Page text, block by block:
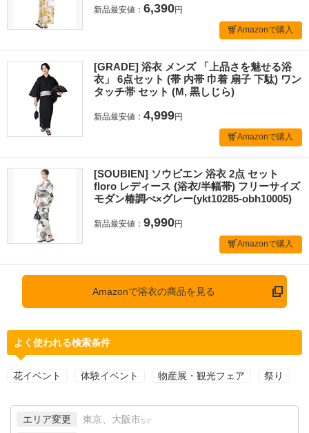
新品最安値： 6,390円
Amazonで購入
[GRADE] 浴衣 メンズ 「上品さを魅せる浴
衣」 6点セット (帯 内帯 巾着 扇子 下駄) ワン
タッチ帯 セット (M, 黒しじら)
新品最安値： 4,999円
Amazonで購入
[SOUBIEN] ソウビエン 浴衣 2点 セット
floro レディース (浴衣/半幅帯) フリーサイズ
モダン椿調べ×グレー(ykt10285-obh10005)
新品最安値： 9,990円
Amazonで購入
Amazonで浴衣の商品を見る
よく使われる検索条件
花イベント 体験イベント 物産展・観光フェア 祭り
エリア変更 東京、大阪市 など